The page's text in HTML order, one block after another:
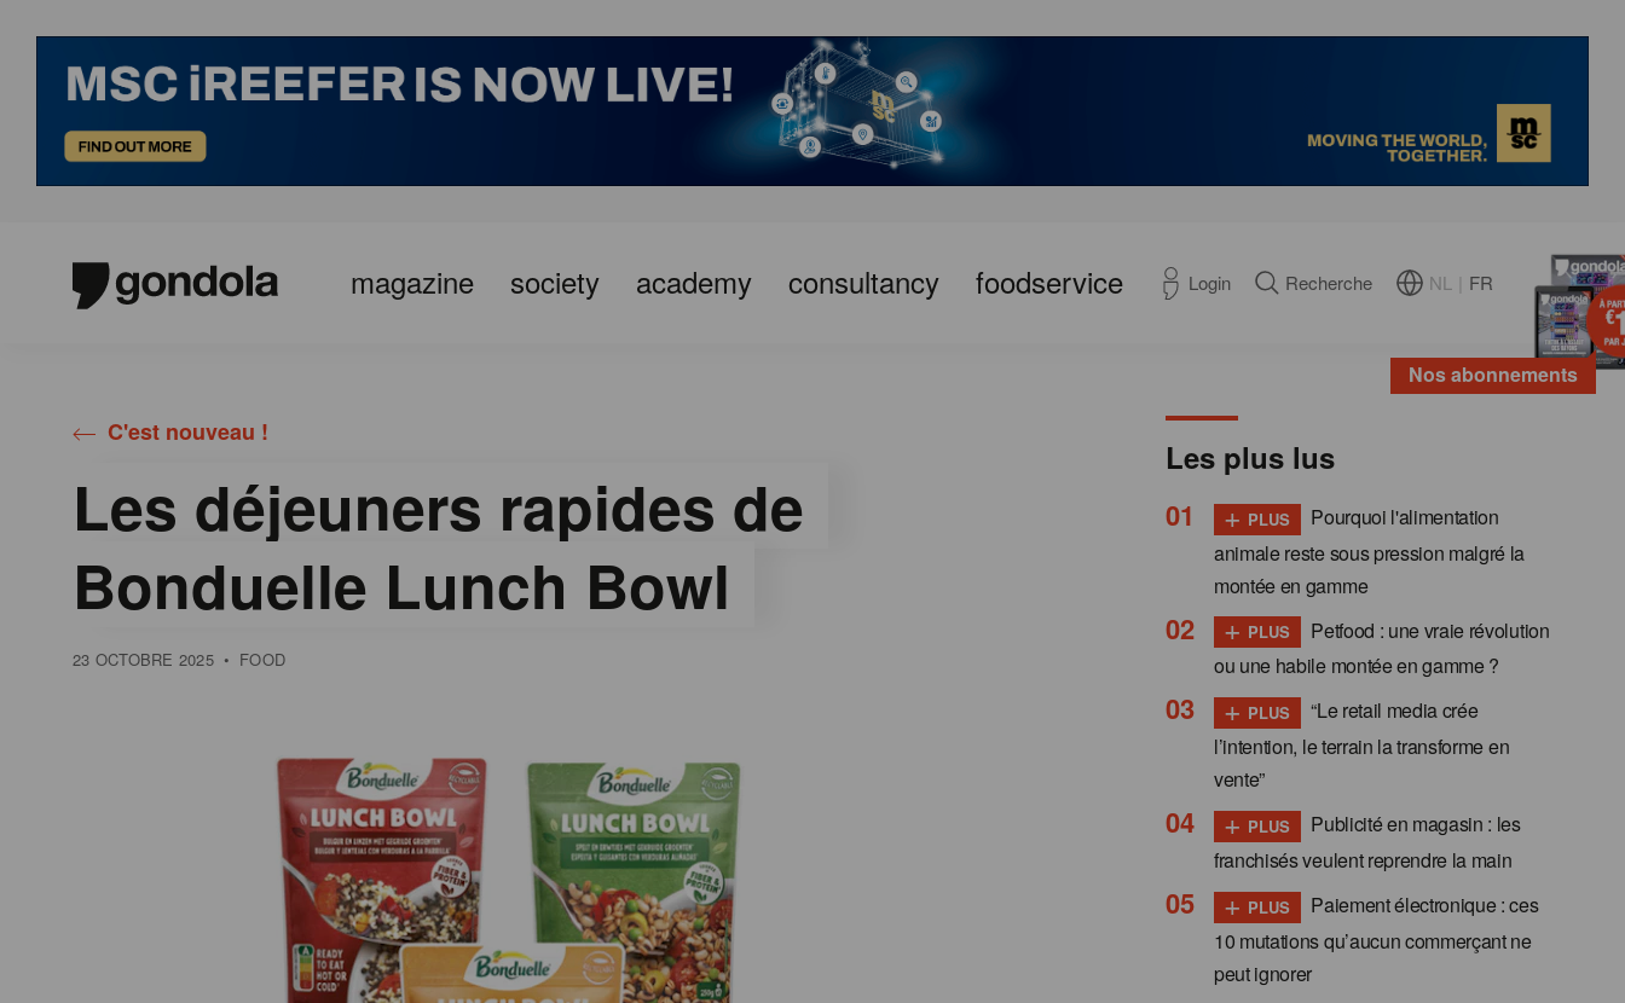
magazine society academy consultancy foodservice Login Recherche NL FR
Nos abonnements
C'est nouveau !
Les déjeuners rapides de
Bonduelle Lunch Bowl
23 OCTOBRE 2025 • FOOD
Les plus lus
+ PLUS
Pourquoi l'alimentation
animale reste sous pression malgré la
montée en gamme
+ PLUS
Petfood : une vraie révolution
ou une habile montée en gamme ?
+ PLUS
“Le retail media crée
l’intention, le terrain la transforme en
vente”
+ PLUS
Publicité en magasin : les
franchisés veulent reprendre la main
+ PLUS
Paiement électronique : ces
10 mutations qu’aucun commerçant ne
peut ignorer